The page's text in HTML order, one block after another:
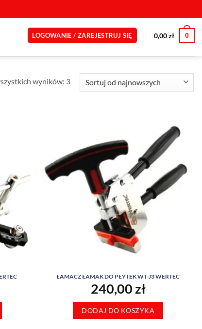
LOGOWANIE / ZAREJESTRUJ SIĘ 0,00zł 0
wyników: 3Posortowane
według
ŁAMACZ ŁAMAK DO PŁYTEK WT-J3 WERTEC
240,00 zł
DODAJ DO KOSZYKA